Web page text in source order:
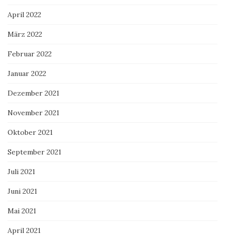
April 2022
März 2022
Februar 2022
Januar 2022
Dezember 2021
November 2021
Oktober 2021
September 2021
Juli 2021
Juni 2021
Mai 2021
April 2021